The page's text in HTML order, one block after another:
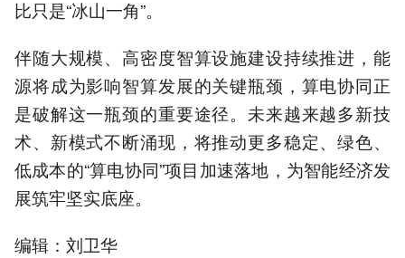
比只是“冰山一角”。
伴随大规模、高密度智算设施建设持续推进，能
源将成为影响智算发展的关键瓶颈，算电协同正
是破解这一瓶颈的重要途径。未来越来越多新技
术、新模式不断涌现，将推动更多稳定、绿色、
低成本的“算电协同”项目加速落地，为智能经济发
展筑牢坚实底座。
编辑：刘卫华